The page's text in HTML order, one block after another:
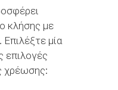
κλήσης με
μία
επιλογές
χρέωσης: